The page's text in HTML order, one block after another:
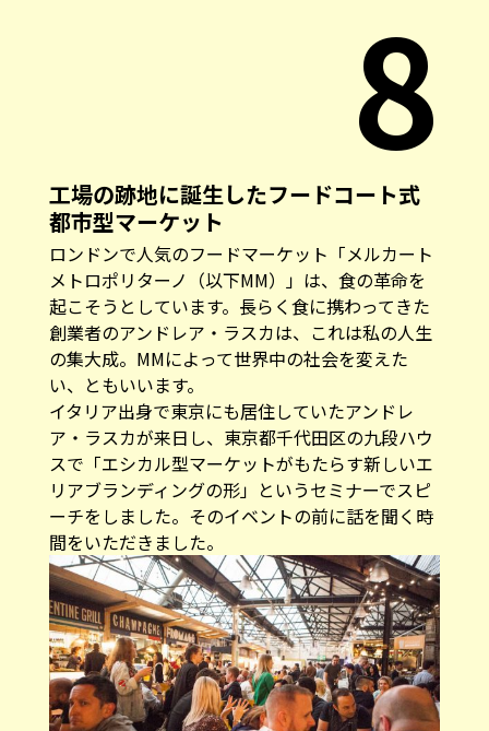
8
工場の跡地に誕生したフードコート式
都市型マーケット
ロンドンで人気のフードマーケット「メルカート
メトロポリターノ（以下MM）」は、食の革命を
起こそうとしています。長らく食に携わってきた
創業者のアンドレア・ラスカは、これは私の人生
の集大成。MMによって世界中の社会を変えた
い、ともいいます。
イタリア出身で東京にも居住していたアンドレ
ア・ラスカが来日し、東京都千代田区の九段ハウ
スで「エシカル型マーケットがもたらす新しいエ
リアブランディングの形」というセミナーでスピ
ーチをしました。そのイベントの前に話を聞く時
間をいただきました。